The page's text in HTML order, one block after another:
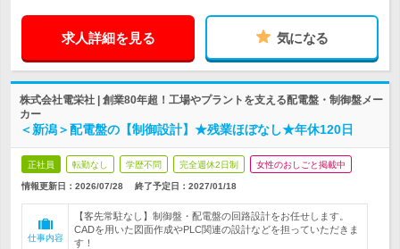
求人詳細を見る 気になる
株式会社電栄社 | 創業80年超！工場やプラントを支える配電盤・制御盤メー
カー
＜新潟＞配電盤の【制御設計】★残業ほぼなし★年休120日
正社員 転勤なし 学歴不問 完全週休2日制 女性のおしごと掲載中
情報更新日：2026/07/28 終了予定日： 2027/01/18
仕事内容
【客先常駐なし】制御盤・配電盤の回路設計をお任せします。
CADを用いた図面作成やPLC関連の設計などを担っていただきま
す！